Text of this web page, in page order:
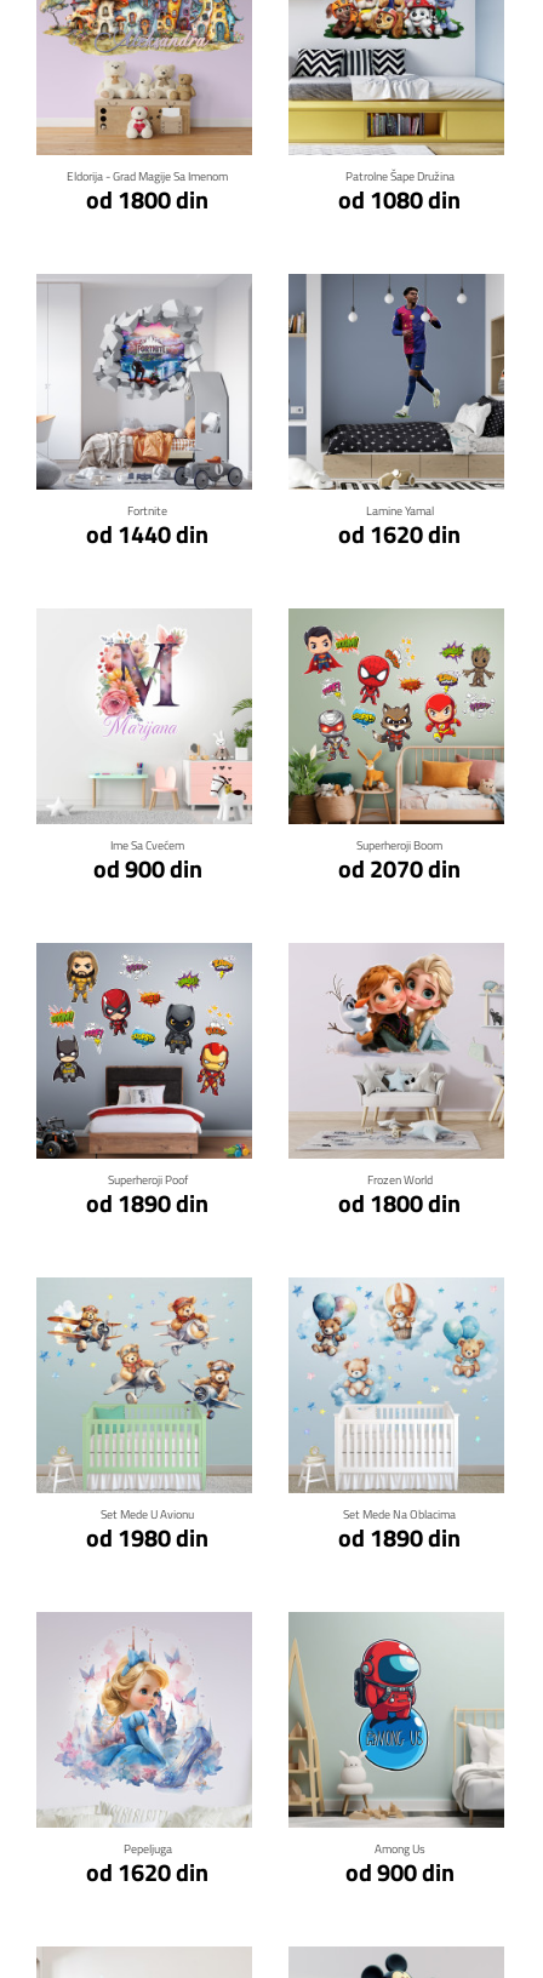
Eldorija - Grad Magije Sa Imenom
od 1800 din
Klikni za detalje
Patrolne Šape Družina
od 1080 din
Klikni za detalje
Fortnite
od 1440 din
Klikni za detalje
Lamine Yamal
od 1620 din
Klikni za detalje
Ime Sa Cvećem
od 900 din
Klikni za detalje
Superheroji Boom
od 2070 din
Klikni za detalje
Superheroji Poof
od 1890 din
Klikni za detalje
Frozen World
od 1800 din
Klikni za detalje
Set Mede U Avionu
od 1980 din
Klikni za detalje
Set Mede Na Oblacima
od 1890 din
Klikni za detalje
Pepeljuga
od 1620 din
Klikni za detalje
Among Us
od 900 din
Klikni za detalje